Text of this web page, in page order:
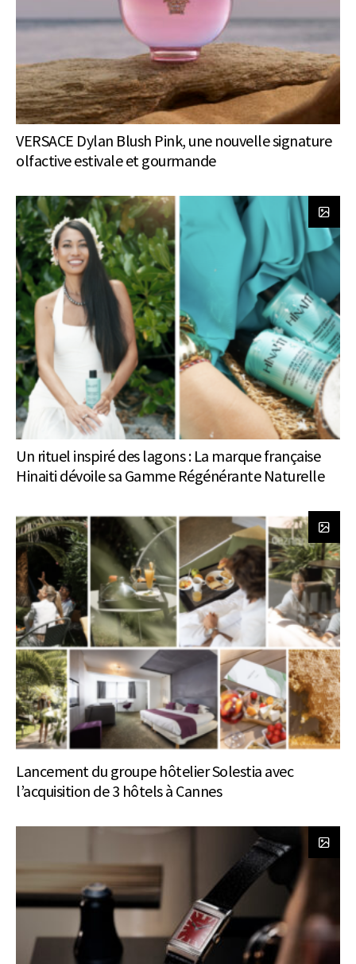
VERSACE Dylan Blush Pink, une nouvelle signature
olfactive estivale et gourmande
Un rituel inspiré des lagons : La marque française
Hinaiti dévoile sa Gamme Régénérante Naturelle
Lancement du groupe hôtelier Solestia avec
l’acquisition de 3 hôtels à Cannes